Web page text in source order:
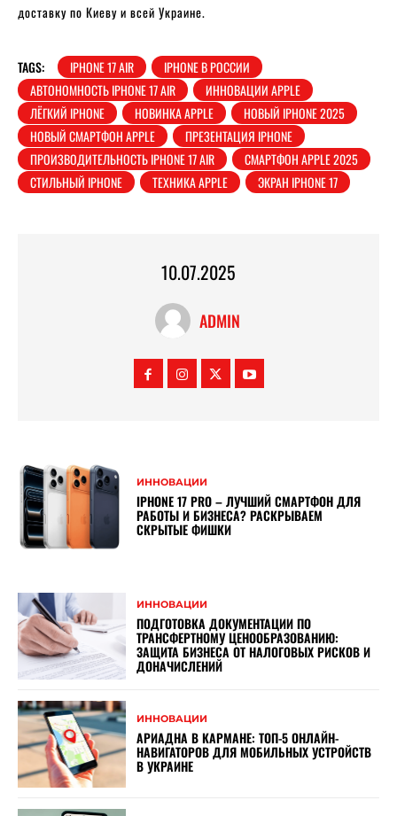
доставку по Киеву и всей Украине.
TAGS: IPHONE 17 AIR
IPHONE В РОССИИ
АВТОНОМНОСТЬ IPHONE 17 AIR
ИННОВАЦИИ APPLE
ЛЁГКИЙ IPHONE
НОВИНКА APPLE
НОВЫЙ IPHONE 2025
НОВЫЙ СМАРТФОН APPLE
ПРЕЗЕНТАЦИЯ IPHONE
ПРОИЗВОДИТЕЛЬНОСТЬ IPHONE 17 AIR
СМАРТФОН APPLE 2025
СТИЛЬНЫЙ IPHONE
ТЕХНИКА APPLE ЭКРАН IPHONE 17
10.07.2025
ADMIN
ИННОВАЦИИ
IPHONE 17 PRO – ЛУЧШИЙ СМАРТФОН ДЛЯ
РАБОТЫ И БИЗНЕСА? РАСКРЫВАЕМ
СКРЫТЫЕ ФИШКИ
ИННОВАЦИИ
ПОДГОТОВКА ДОКУМЕНТАЦИИ ПО
ТРАНСФЕРТНОМУ ЦЕНООБРАЗОВАНИЮ:
ЗАЩИТА БИЗНЕСА ОТ НАЛОГОВЫХ РИСКОВ И
ДОНАЧИСЛЕНИЙ
ИННОВАЦИИ
АРИАДНА В КАРМАНЕ: ТОП-5 ОНЛАЙН-
НАВИГАТОРОВ ДЛЯ МОБИЛЬНЫХ УСТРОЙСТВ
В УКРАИНЕ